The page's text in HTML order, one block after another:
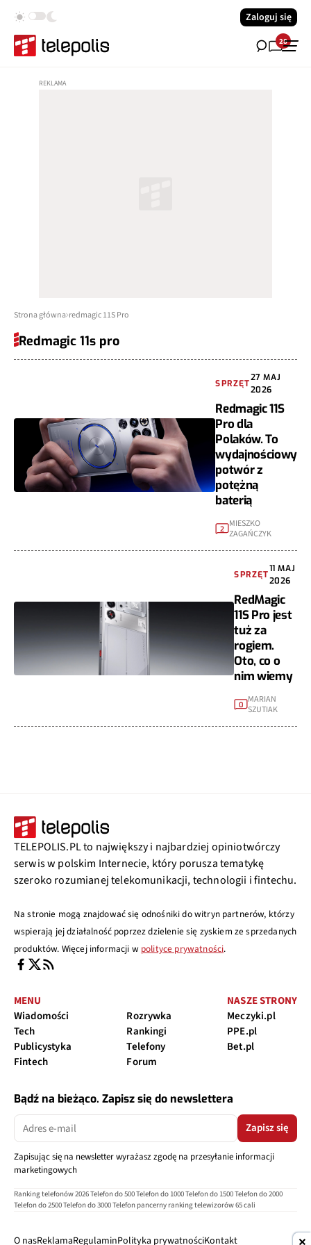
Zaloguj się
28
Strona główna redmagic 11S Pro
Redmagic 11s pro
SPRZĘT
27 MAJ
2026
Redmagic 11S
Pro dla
Polaków. To
wydajnościowy
potwór z
potężną
baterią
2
MIESZKO
ZAGAŃCZYK
SPRZĘT
11 MAJ
2026
RedMagic
11S Pro jest
tuż za
rogiem.
Oto, co o
nim wiemy
0
MARIAN
SZUTIAK
TELEPOLIS.PL to największy i najbardziej opiniotwórczy
serwis w polskim Internecie, który porusza tematykę
szeroko rozumianej telekomunikacji, technologii i fintechu.
Na stronie mogą znajdować się odnośniki do witryn partnerów, którzy
wspierają jej działalność poprzez dzielenie się zyskiem ze sprzedanych
produktów. Więcej informacji w polityce prywatności.
MENU
Wiadomości
Tech
Publicystyka
Fintech
Rozrywka
Rankingi
Telefony
Forum
NASZE STRONY
Meczyki.pl
PPE.pl
Bet.pl
Bądź na bieżąco. Zapisz się do newslettera
Zapisz się
Zapisując się na newsletter wyrażasz zgodę na przesyłanie informacji
marketingowych
Ranking telefonów 2026Telefon do 500Telefon do 1000Telefon do 1500Telefon do 2000
Telefon do 2500Telefon do 3000Telefon pancerny ranking telewizorów 65 cali
O nasReklamaRegulaminPolityka prywatnościKontakt